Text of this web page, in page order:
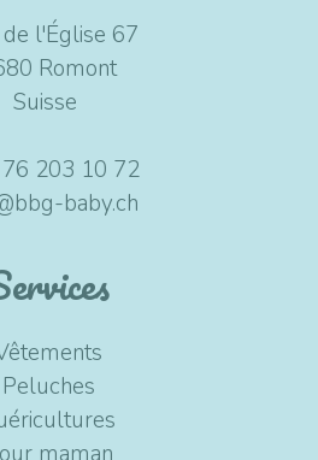
de l'Église 67
Romont
Suisse
203 10 72
baby.ch
Peluches